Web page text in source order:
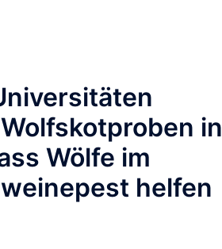
in
Wölfe im
helfen